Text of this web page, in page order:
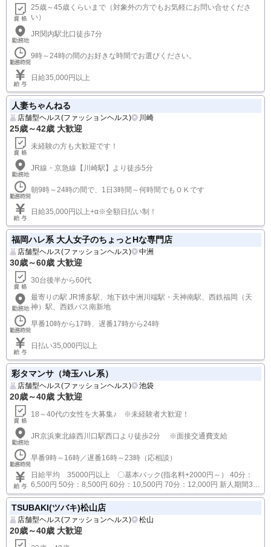
25歳～45歳くらいまで（対象外の方でもお気軽にお問い合せくださ
い）
JR関内駅北口徒歩7分
9時～24時の間のお好きな時間でお選びください。
日給35,000円以上
人妻ちゃんねる
店舗型ヘルス(ファッションヘルス) 川崎
25歳～42歳 大歓迎
未経験の方も大歓迎です！
JR線・京急線【川崎駅】より徒歩5分
朝9時～24時の間で、1日3時間～何時間でもＯＫです
日給35,000円以上+α※全額日払い制！
福岡ハレ系 大人女子のちょっとHな専門店
店舗型ヘルス(ファッションヘルス) 中洲
30歳～60歳 大歓迎
30台後半から60代
最寄りの駅 JR博多駅、地下鉄中洲川端駅・天神南駅、西鉄福岡（天
神）駅、西鉄バス南新地
早番10時から17時、遅番17時から24時
日払い35,000円以上
彩タマンサ（埼玉ハレ系）
店舗型ヘルス(ファッションヘルス) 池袋
20歳～40歳 大歓迎
18～40代の女性を大募集♪ ※未経験者大歓迎！
JR京浜東北線西川口駅西口より徒歩2分 ※面接交通費支給
早番9時～16時／遅番16時～23時（応相談）
日給平均 35000円以上 〇基本バック(指名料+2000円～） 40分：
6,500円 50分：8,500円 60分：10,500円 70分：12,000円 新人期間3ヶ
月間はバック増額キャンペーン中！ □外国人観光客バック 60分：
16,000円 90分：23,000円 ※ポケトーク対応(翻訳機)
TSUBAKI(ツバキ)松山店
店舗型ヘルス(ファッションヘルス) 松山
20歳～40歳 大歓迎